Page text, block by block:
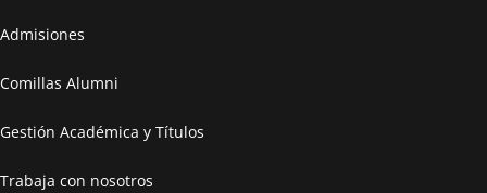
Admisiones
Comillas Alumni
Gestión Académica y Títulos
Trabaja con nosotros